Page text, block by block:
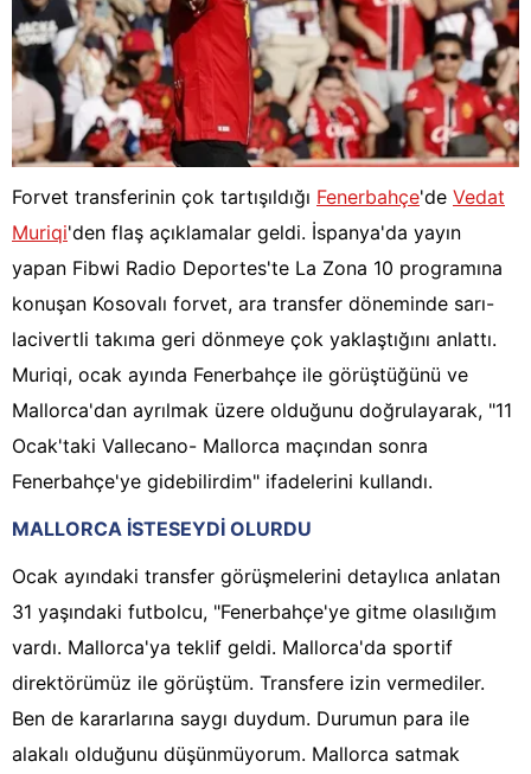
Forvet transferinin çok tartışıldığı Fenerbahçe'de Vedat
Muriqi'den flaş açıklamalar geldi. İspanya'da yayın
yapan Fibwi Radio Deportes'te La Zona 10 programına
konuşan Kosovalı forvet, ara transfer döneminde sarı-
lacivertli takıma geri dönmeye çok yaklaştığını anlattı.
Muriqi, ocak ayında Fenerbahçe ile görüştüğünü ve
Mallorca'dan ayrılmak üzere olduğunu doğrulayarak, "11
Ocak'taki Vallecano- Mallorca maçından sonra
Fenerbahçe'ye gidebilirdim" ifadelerini kullandı.
MALLORCA İSTESEYDİ OLURDU
Ocak ayındaki transfer görüşmelerini detaylıca anlatan
31 yaşındaki futbolcu, "Fenerbahçe'ye gitme olasılığım
vardı. Mallorca'ya teklif geldi. Mallorca'da sportif
direktörümüz ile görüştüm. Transfere izin vermediler.
Ben de kararlarına saygı duydum. Durumun para ile
alakalı olduğunu düşünmüyorum. Mallorca satmak